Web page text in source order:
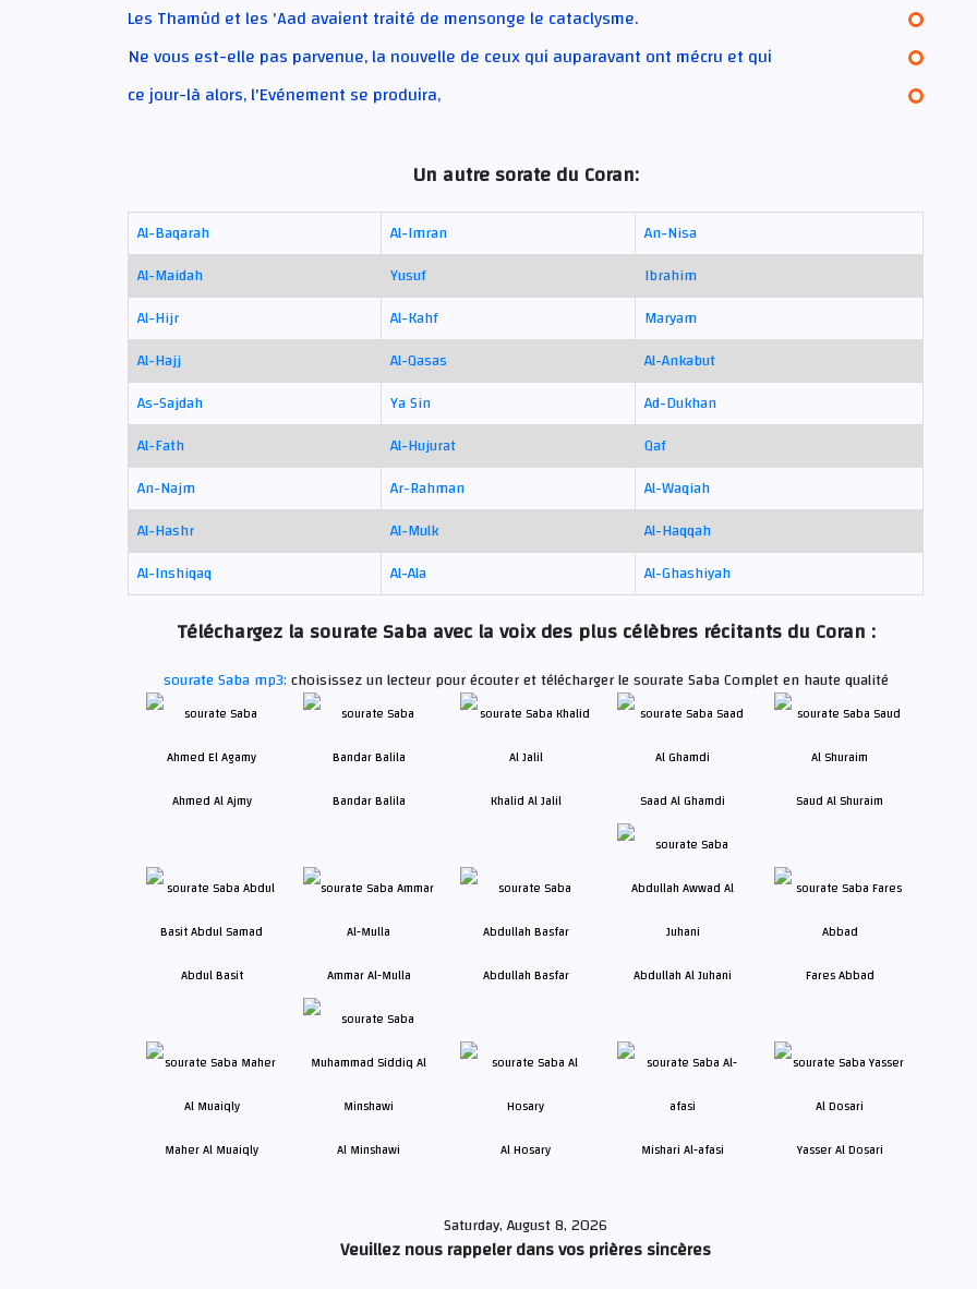
Les Thamûd et les 'Aad avaient traité de mensonge le cataclysme.
Ne vous est-elle pas parvenue, la nouvelle de ceux qui auparavant ont mécru et qui
ce jour-là alors, l'Evénement se produira,
Un autre sorate du Coran:
Al-Baqarah Al-Imran
An-Nisa
Al-Maidah
Yusuf
Ibrahim
Al-Hijr
Al-Kahf
Maryam
Al-Hajj
Al-Qasas
Al-Ankabut
As-Sajdah
Ya Sin
Ad-Dukhan
Al-Fath
Al-Hujurat
Qaf
An-Najm
Ar-Rahman
Al-Waqiah
Al-Hashr
Al-Mulk
Al-Haqqah
Al-Inshiqaq
Al-Ala Al-Ghashiyah
Téléchargez la sourate Saba avec la voix des plus célèbres récitants du Coran :
sourate Saba mp3:choisissez un lecteur pour écouter et télécharger le sourate Saba Complet en haute qualité
Ahmed Al Ajmy Bandar Balila Khalid Al Jalil Saad Al Ghamdi Saud Al Shuraim
Abdul Basit Ammar Al-Mulla Abdullah Basfar Abdullah Al Juhani Fares Abbad
Maher Al Muaiqly Al Minshawi Al Hosary Mishari Al-afasi Yasser Al Dosari
Saturday, August 8, 2026
Veuillez nous rappeler dans vos prières sincères